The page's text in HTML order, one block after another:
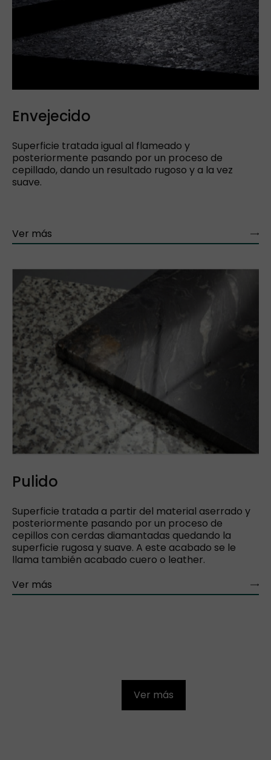
Envejecido
Superficie tratada igual al flameado y
posteriormente pasando por un proceso de
cepillado, dando un resultado rugoso y a la vez
suave.
Ver más
Pulido
Superficie tratada a partir del material aserrado y
posteriormente pasando por un proceso de
cepillos con cerdas diamantadas quedando la
superficie rugosa y suave. A este acabado se le
llama también acabado cuero o leather.
Ver más
Ver más